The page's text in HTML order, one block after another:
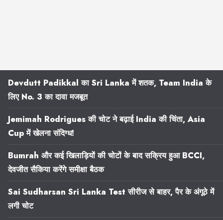
Devdutt Padikkal का Sri Lanka में शतक, Team India के
लिए No. 3 का दावा मजबूत
Jemimah Rodrigues की चोट ने बढ़ाई India की चिंता, Asia
Cup में खेलना संदिग्ध!
Bumrah और कई खिलाड़ियों की चोटों के बाद सक्रिय हुआ BCCI,
देवजीत सैकिया करेंगे समीक्षा बैठक
Sai Sudharsan Sri Lanka Test सीरीज से बाहर, पैर के अंगूठे में
लगी चोट